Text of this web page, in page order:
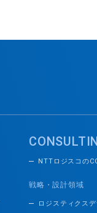
NTTロジスコの
戦略・設計領域
ロジスティクス